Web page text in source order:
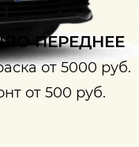
ПЕРЕДНЕЕ
от 5000 руб.
от 500 руб.